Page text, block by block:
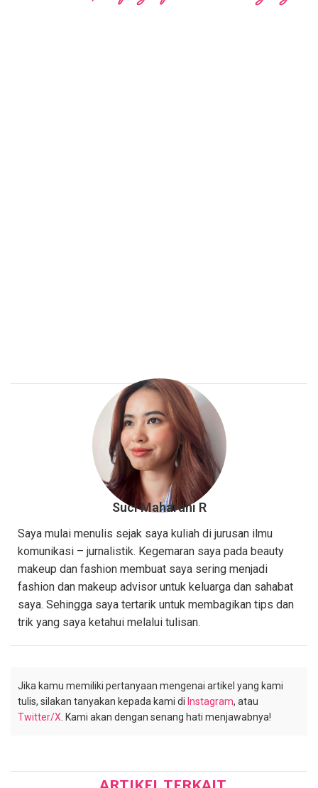
Suci Maharani R
Saya mulai menulis sejak saya kuliah di jurusan ilmu
komunikasi – jurnalistik. Kegemaran saya pada beauty
makeup dan fashion membuat saya sering menjadi
fashion dan makeup advisor untuk keluarga dan sahabat
saya. Sehingga saya tertarik untuk membagikan tips dan
trik yang saya ketahui melalui tulisan.
Jika kamu memiliki pertanyaan mengenai artikel yang kami
tulis, silakan tanyakan kepada kami di Instagram, atau
Twitter/X . Kami akan dengan senang hati menjawabnya!